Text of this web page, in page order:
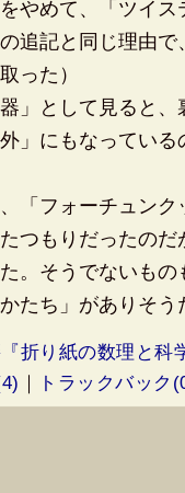
やめて、「ツイ
追記と同じ理由
った）
」として見ると、
外」にもなってい
「フォーチュンク
つもりだったの
。そうでないも
たち」がありそう
折り紙の数理と科
｜ トラックバック